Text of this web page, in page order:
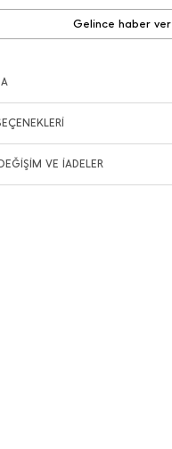
Gelince haber ver
VE İADELER